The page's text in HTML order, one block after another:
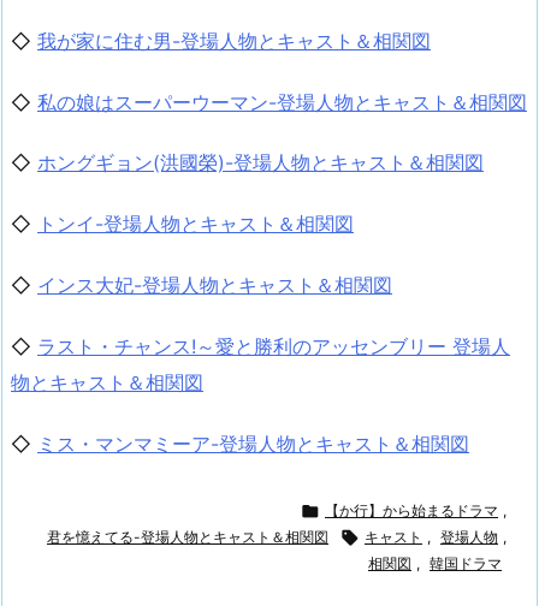
◇ 我が家に住む男-登場人物とキャスト＆相関図
◇ 私の娘はスーパーウーマン-登場人物とキャスト＆相関図
◇ ホングギョン(洪國榮)-登場人物とキャスト＆相関図
◇ トンイ-登場人物とキャスト＆相関図
◇ インス大妃-登場人物とキャスト＆相関図
◇ ラスト・チャンス!～愛と勝利のアッセンブリー 登場人
物とキャスト＆相関図
◇ ミス・マンマミーア-登場人物とキャスト＆相関図
 【か行】から始まるドラマ ,
君を憶えてる-登場人物とキャスト＆相関図
 キャスト , 登場人物 ,
相関図 , 韓国ドラマ